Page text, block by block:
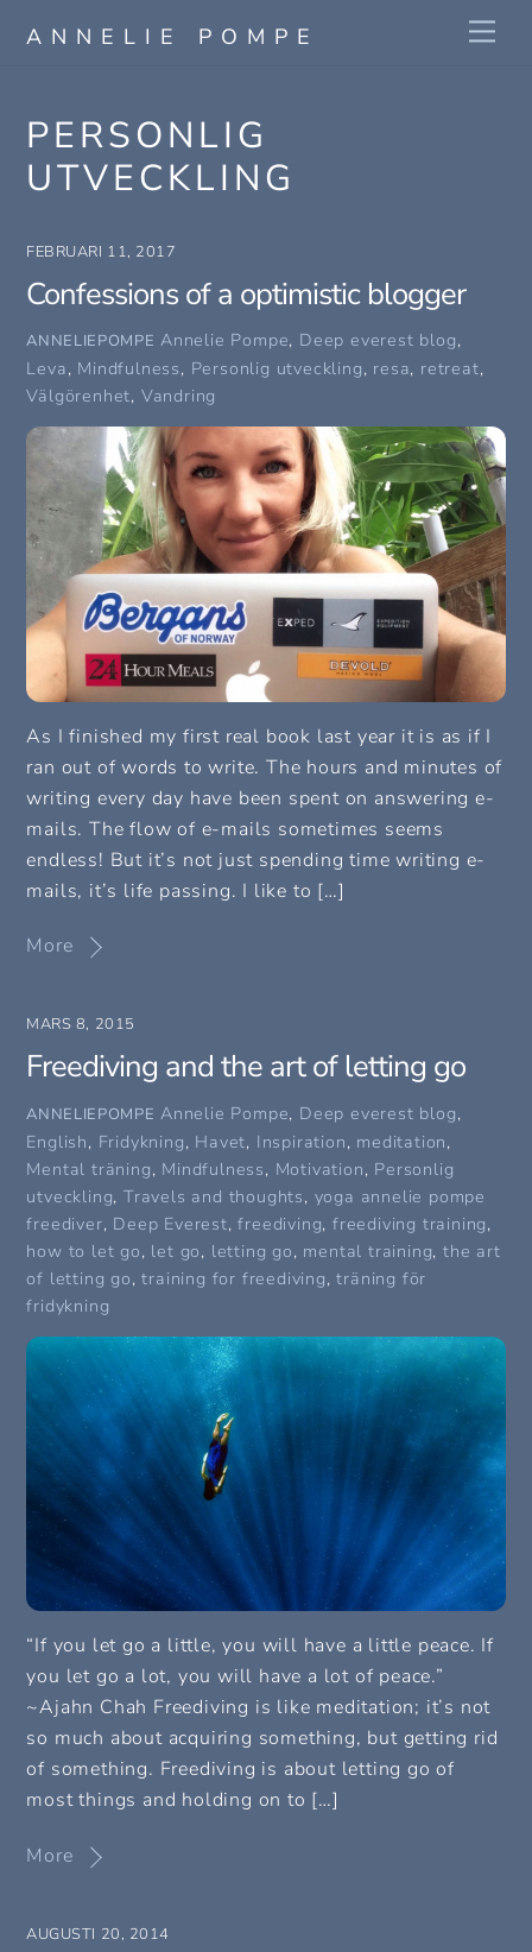
ANNELIE POMPE
PERSONLIG
UTVECKLING
FEBRUARI 11, 2017
Confessions of a optimistic blogger
ANNELIEPOMPE Annelie Pompe, Deep everest blog,
Leva, Mindfulness, Personlig utveckling, resa, retreat,
Välgörenhet, Vandring
As I finished my first real book last year it is as if I
ran out of words to write. The hours and minutes of
writing every day have been spent on answering e-
mails. The flow of e-mails sometimes seems
endless! But it’s not just spending time writing e-
mails, it’s life passing. I like to […]
More
MARS 8, 2015
Freediving and the art of letting go
ANNELIEPOMPE Annelie Pompe, Deep everest blog,
English, Fridykning, Havet, Inspiration, meditation,
Mental träning, Mindfulness, Motivation, Personlig
utveckling,Travels and thoughts, yoga annelie pompe
freediver, Deep Everest,freediving,freediving training,
how to let go, let go, letting go, mental training,the art
of letting go,training for freediving,träning för
fridykning
“If you let go a little, you will have a little peace. If
you let go a lot, you will have a lot of peace.”
~Ajahn Chah Freediving is like meditation; it’s not
so much about acquiring something, but getting rid
of something. Freediving is about letting go of
most things and holding on to […]
More
AUGUSTI 20, 2014